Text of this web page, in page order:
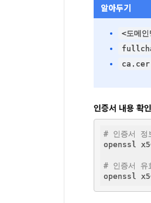
알아두기
<도메
ca.cer
인증서 내용 확인
# 인증서 정
openssl
# 인증서 유
openssl